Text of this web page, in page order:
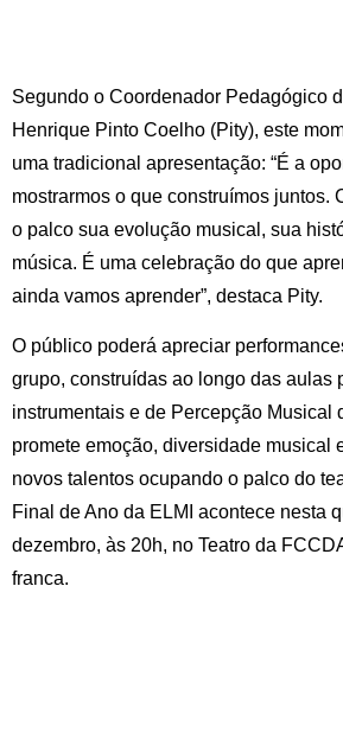
Segundo o Coordenador Pedagógico
Henrique Pinto Coelho (Pity), este
uma tradicional apresentação: “É a
mostrarmos o que construímos juntos.
o palco sua evolução musical, sua
música. É uma celebração do que
ainda vamos aprender”, destaca Pity.
O público poderá apreciar
grupo, construídas ao longo das aulas
instrumentais e de Percepção Musical
promete emoção, diversidade musical
novos talentos ocupando o palco do
Final de Ano da ELMI acontece nesta
dezembro, às 20h, no Teatro da
franca.